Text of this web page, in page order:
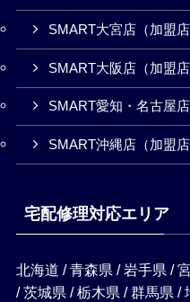
SMART大宮店（加盟店
SMART大阪店（加盟店
SMART愛知・名古屋
SMART沖縄店（加盟店
宅配修理対応エリア
北海道 / 青森県 / 岩手県 /
/ 茨城県 / 栃木県 / 群馬県 /